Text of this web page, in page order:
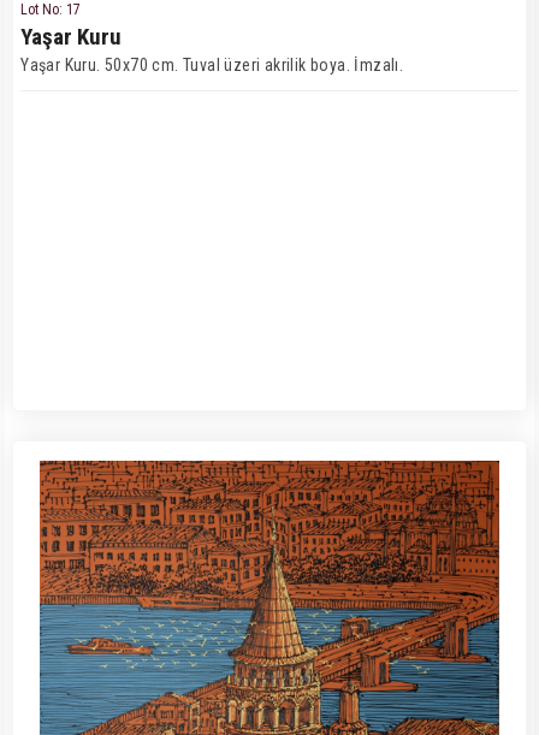
Lot No: 17
Yaşar Kuru
Yaşar Kuru. 50x70 cm. Tuval üzeri akrilik boya. İmzalı.